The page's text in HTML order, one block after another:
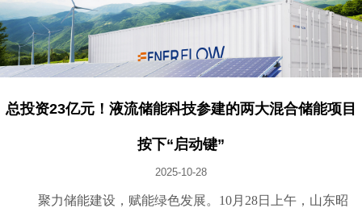
总投资23亿元！液流储能科技参建的两大混合储能项目
按下“启动键”
2025-10-28
聚力储能建设，赋能绿色发展。10月28日上午，山东昭